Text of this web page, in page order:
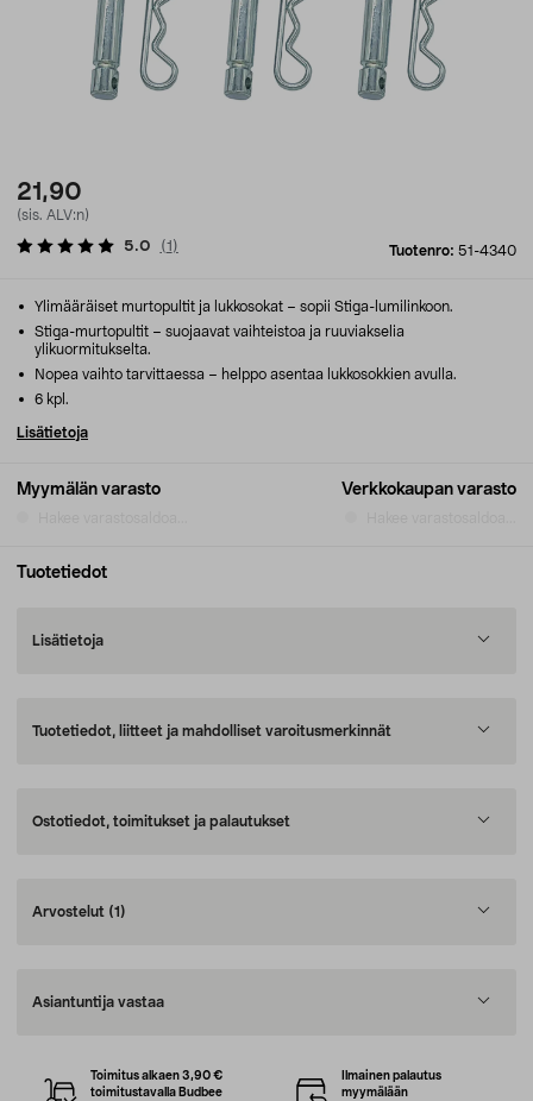
21,90
(sis. ALV:n)
Tuotenro: 51-4340
5.0 (1 )
Myymälän varasto Verkkokaupan varasto
Ylimääräiset murtopultit ja lukkosokat – sopii Stiga-lumilinkoon.
Stiga-murtopultit – suojaavat vaihteistoa ja ruuviakselia
ylikuormitukselta.
Nopea vaihto tarvittaessa – helppo asentaa lukkosokkien avulla.
6 kpl.
Lisätietoja
Tuotetiedot
Lisätietoja
Tuotetiedot, liitteet ja mahdolliset varoitusmerkinnät
Ostotiedot, toimitukset ja palautukset
Arvostelut (1)
Asiantuntija vastaa
Toimitus alkaen 3,90 €
toimitustavalla Budbee
Ilmainen palautus
myymälään